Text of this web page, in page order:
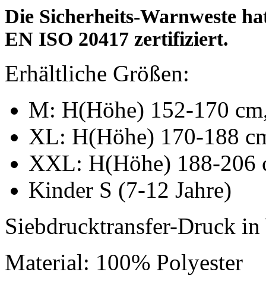
Die Sicherheits-Warnweste
EN ISO 20417 zertifiziert.
Erhältliche Größen:
M: H(Höhe) 152-170
XL: H(Höhe) 170-188
XXL: H(Höhe) 188-206
Kinder S (7-12 Jahre)
Siebdrucktransfer-Druck
Material: 100% Polyester